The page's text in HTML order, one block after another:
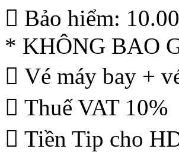
 Bảo hiểm:
* KHÔNG BAO
 Vé máy bay +
 Thuế VAT 10%
 Tiền Tip cho